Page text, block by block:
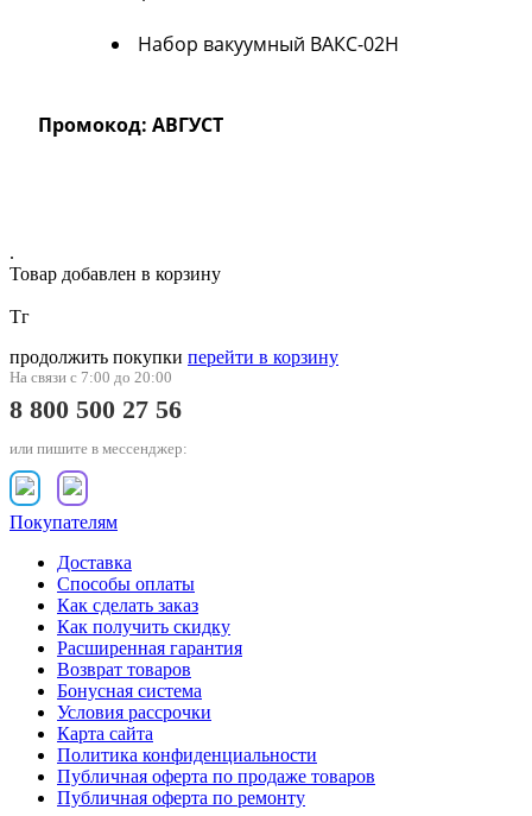
Набор вакуумный ВАКС-02Н
Промокод: АВГУСТ
.
Товар добавлен в корзину
Тг
продолжить покупки перейти в корзину
На связи с 7:00 до 20:00
8 800 500 27 56
или пишите в мессенджер:
Покупателям
Доставка
Способы оплаты
Как сделать заказ
Как получить скидку
Расширенная гарантия
Возврат товаров
Бонусная система
Условия рассрочки
Карта сайта
Политика конфиденциальности
Публичная оферта по продаже товаров
Публичная оферта по ремонту